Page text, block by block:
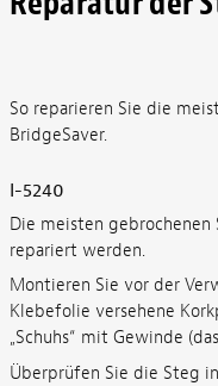
So reparieren Sie die
BridgeSaver.
I-5240
Die meisten
repariert werden.
Montieren Sie vor der
Klebefolie versehene
„Schuhs“ mit Gewinde
Überprüfen Sie die Steg